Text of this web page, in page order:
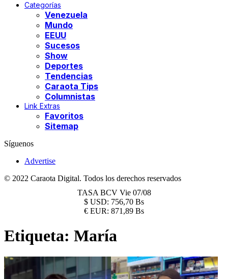
Categorías
Venezuela
Mundo
EEUU
Sucesos
Show
Deportes
Tendencias
Caraota Tips
Columnistas
Link Extras
Favoritos
Sitemap
Síguenos
Advertise
© 2022 Caraota Digital. Todos los derechos reservados
TASA BCV Vie 07/08
$ USD: 756,70 Bs
€ EUR: 871,89 Bs
Etiqueta: María